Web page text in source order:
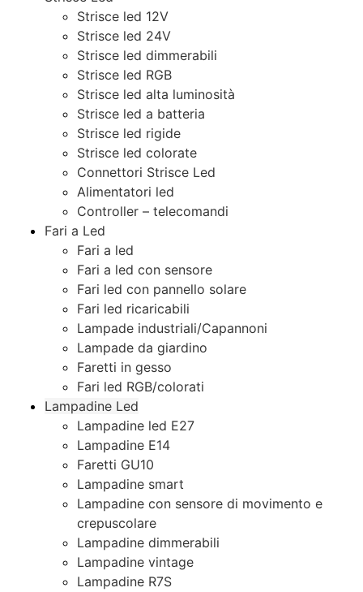
Strisce led 12V
Strisce led 24V
Strisce led dimmerabili
Strisce led RGB
Strisce led alta luminosità
Strisce led a batteria
Strisce led rigide
Strisce led colorate
Connettori Strisce Led
Alimentatori led
Controller – telecomandi
Fari a Led
Fari a led
Fari a led con sensore
Fari led con pannello solare
Fari led ricaricabili
Lampade industriali/Capannoni
Lampade da giardino
Faretti in gesso
Fari led RGB/colorati
Lampadine Led
Lampadine led E27
Lampadine E14
Faretti GU10
Lampadine smart
Lampadine con sensore di movimento e
crepuscolare
Lampadine dimmerabili
Lampadine vintage
Lampadine R7S